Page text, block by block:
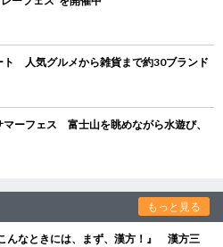
ト 人気グルメから雑貨まで約30ブランド
マーフェス 富士山を眺めながら水遊び、
もっと見る
んなときには、まず、漢方！』 漢方三